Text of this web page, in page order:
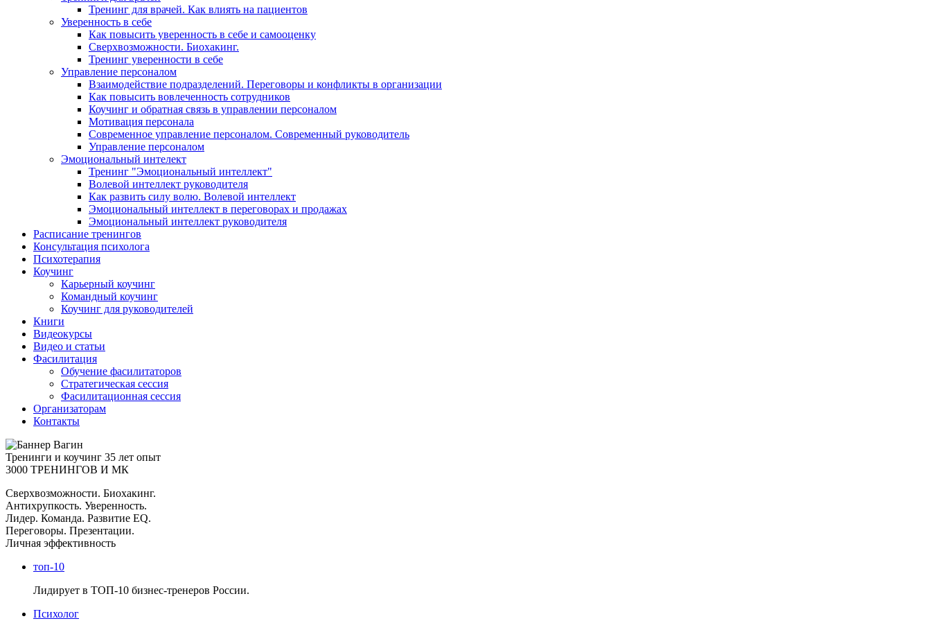
Тренинг для врачей. Как влиять на пациентов
Уверенность в себе
Как повысить уверенность в себе и самооценку
Сверхвозможности. Биохакинг.
Тренинг уверенности в себе
Управление персоналом
Взаимодействие подразделений. Переговоры и конфликты в организации
Как повысить вовлеченность сотрудников
Коучинг и обратная связь в управлении персоналом
Мотивация персонала
Современное управление персоналом. Современный руководитель
Управление персоналом
Эмоциональный интелект
Тренинг "Эмоциональный интеллект"
Волевой интеллект руководителя
Как развить силу волю. Волевой интеллект
Эмоциональный интеллект в переговорах и продажах
Эмоциональный интеллект руководителя
Расписание тренингов
Консультация психолога
Психотерапия
Коучинг
Карьерный коучинг
Командный коучинг
Коучинг для руководителей
Книги
Видеокурсы
Видео и статьи
Фасилитация
Обучение фасилитаторов
Стратегическая сессия
Фасилитационная сессия
Организаторам
Контакты
Тренинги и коучинг 35 лет опыт
3000 ТРЕНИНГОВ И МК
Сверхвозможности. Биохакинг.
Антихрупкость. Уверенность.
Лидер. Команда. Развитие EQ.
Переговоры. Презентации.
Личная эффективность
топ-10
Лидирует в ТОП-10 бизнес-тренеров России.
Психолог